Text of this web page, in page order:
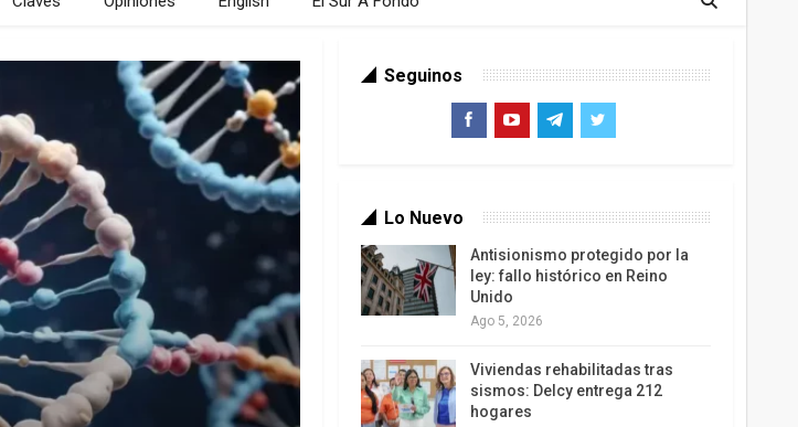
Seguinos
Lo Nuevo
Antisionismo protegido por la
ley: fallo histórico en Reino
Unido
Ago 5, 2026
Viviendas rehabilitadas tras
sismos: Delcy entrega 212
hogares